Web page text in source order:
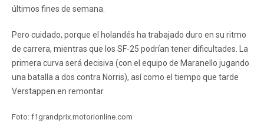
últimos fines de semana.
Pero cuidado, porque el holandés ha trabajado duro en su ritmo
de carrera, mientras que los SF-25 podrían tener dificultades. La
primera curva será decisiva (con el equipo de Maranello jugando
una batalla a dos contra Norris), así como el tiempo que tarde
Verstappen en remontar.
Foto: f1grandprix.motorionline.com